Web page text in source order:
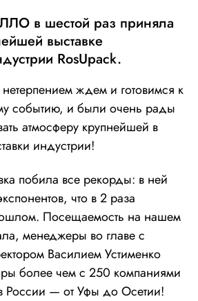
в шестой раз приняла
выставке
RosUpack.
ждем и готовимся к
событию, и были очень рады
атмосферу крупнейшей в
индустрии!
побила все рекорды: в ней
что в 2 раза
Посещаемость на нашем
менеджеры во главе с
Василием Устименко
более чем с 250 компаниями
России — от Уфы до Осетии!